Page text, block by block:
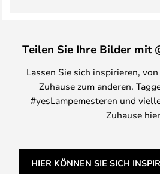
Teilen Sie Ihre Bilder mit
Lassen Sie sich inspirieren,
Zuhause zum anderen.
#yesLampemesteren und
Zuhause
HIER KÖNNEN SIE SICH